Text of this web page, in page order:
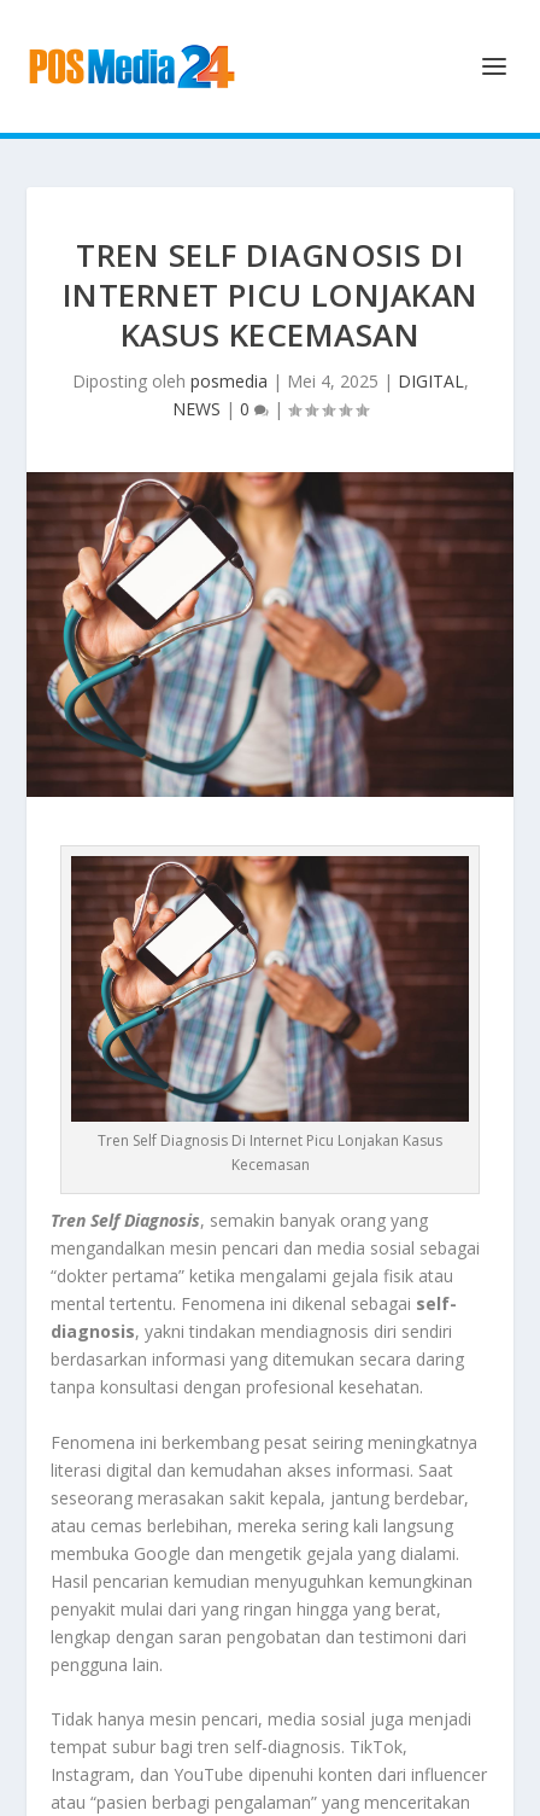
TREN SELF DIAGNOSIS DI
INTERNET PICU LONJAKAN
KASUS KECEMASAN
Diposting oleh posmedia | Mei 4, 2025 | DIGITAL,
NEWS | 0 |
Tren Self Diagnosis Di Internet Picu Lonjakan Kasus
Kecemasan
Tren Self Diagnosis, semakin banyak orang yang
mengandalkan mesin pencari dan media sosial sebagai
“dokter pertama” ketika mengalami gejala fisik atau
mental tertentu. Fenomena ini dikenal sebagai self-
diagnosis, yakni tindakan mendiagnosis diri sendiri
berdasarkan informasi yang ditemukan secara daring
tanpa konsultasi dengan profesional kesehatan.
Fenomena ini berkembang pesat seiring meningkatnya
literasi digital dan kemudahan akses informasi. Saat
seseorang merasakan sakit kepala, jantung berdebar,
atau cemas berlebihan, mereka sering kali langsung
membuka Google dan mengetik gejala yang dialami.
Hasil pencarian kemudian menyuguhkan kemungkinan
penyakit mulai dari yang ringan hingga yang berat,
lengkap dengan saran pengobatan dan testimoni dari
pengguna lain.
Tidak hanya mesin pencari, media sosial juga menjadi
tempat subur bagi tren self-diagnosis. TikTok,
Instagram, dan YouTube dipenuhi konten dari influencer
atau “pasien berbagi pengalaman” yang menceritakan